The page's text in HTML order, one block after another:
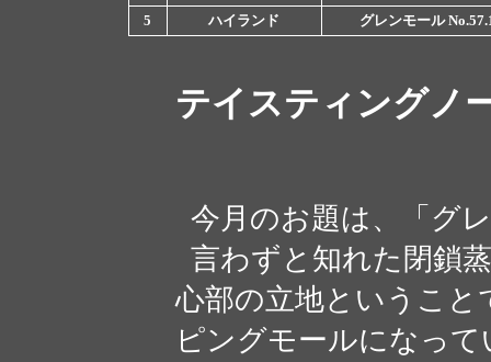
5
ハイランド グレンモール
テイスティングノ
今月のお題は、「グ
言わずと知れた閉鎖
心部の立地ということ
ピングモールになって